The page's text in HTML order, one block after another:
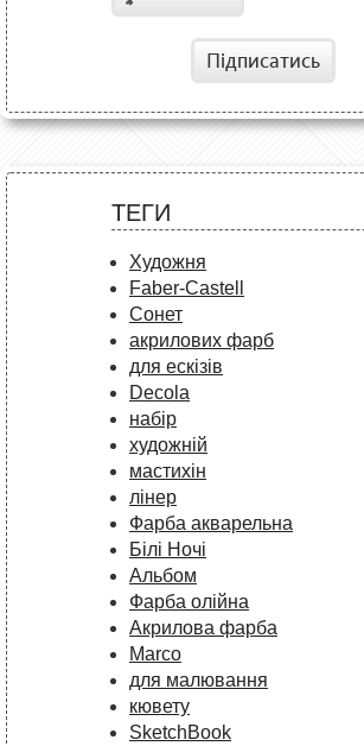
Підписатись
ТЕГИ
Художня
Faber-Castell
Сонет
акрилових фарб
для ескізів
Decola
набір
художній
мастихін
лінер
Фарба акварельна
Білі Ночі
Альбом
Фарба олійна
Акрилова фарба
Marco
для малювання
кювету
SketchBook